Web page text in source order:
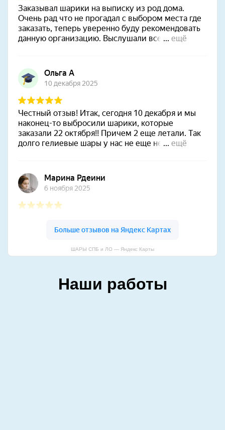
ШАРЫ СПБ и ЛО — Яндекс Карты
Наши работы